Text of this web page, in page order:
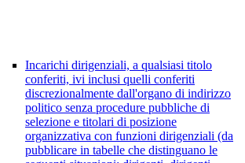
Incarichi dirigenziali, a qualsiasi titolo
conferiti, ivi inclusi quelli conferiti
discrezionalmente dall'organo di indirizzo
politico senza procedure pubbliche di
selezione e titolari di posizione
organizzativa con funzioni dirigenziali (da
pubblicare in tabelle che distinguano le